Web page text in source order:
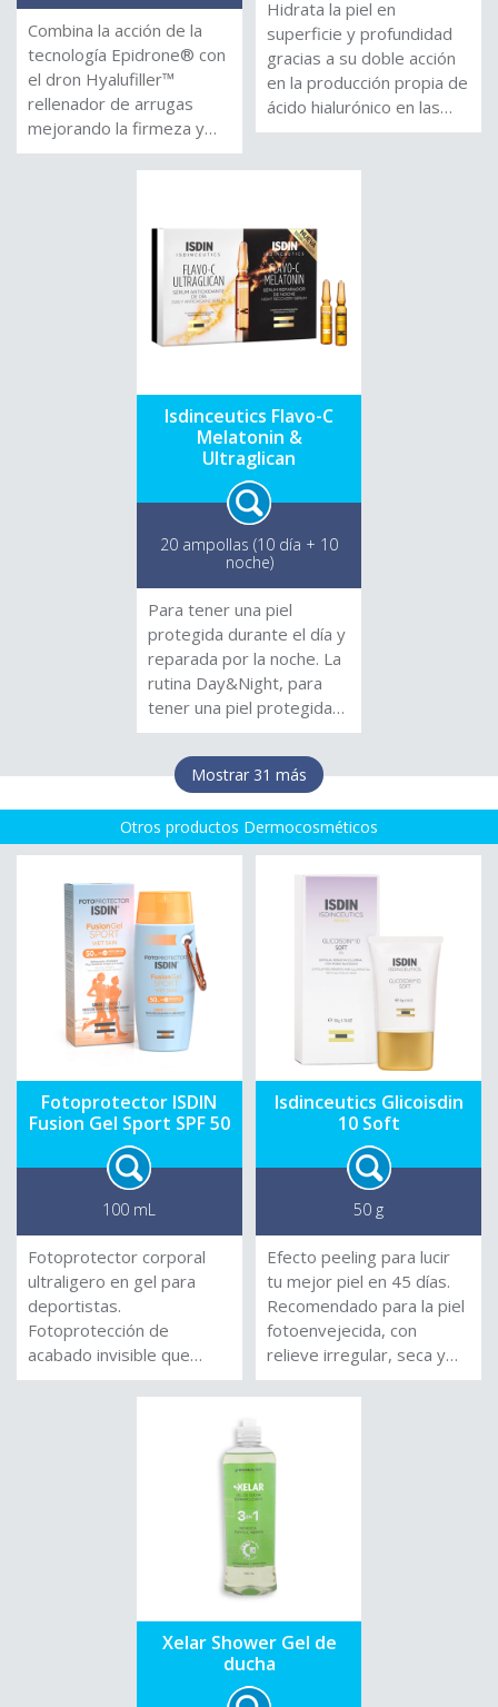
Combina la acción de la
tecnología Epidrone® con
el dron Hyalufiller™
rellenador de arrugas
mejorando la firmeza y
elasticidad por el
incremento de síntesis de
de manera natural, sin ser
Edelweiss, Firmoney TCA,
ciclopeptido-5, los cuales
producción de colágeno I,
fibronectina e integrinas
duradero. * Phytoney
vitaminas A, E, F, H
mantienen la humectación,
antioxidación, logrando
una piel firme y elástica.
Hidrata la piel en
superficie y profundidad
gracias a su doble acción
en la producción propia de
ácido hialurónico en las
células de la piel: Por el
su síntesis sinergizado
con el de las Glicokinas
que estimula su
producción; de esta forma
las arrugas se rellenan de
forma natural y
con el complejo Phytoney
CTG® más las vitaminas C
y E, para mantener su
Libre de parabenos y
fragancia.
Isdinceutics Flavo-C
Melatonin &
Ultraglican
20 ampollas (10 día + 10
noche)
Para tener una piel
protegida durante el día y
reparada por la noche. La
rutina Day&Night, para
tener una piel protegida
durante el día y reparada
por la noche.
Mostrar 31 más
Otros productos Dermocosméticos
Fotoprotector ISDIN
Fusion Gel Sport SPF 50
100 mL
Fotoprotector corporal
ultraligero en gel para
deportistas.
Fotoprotección de
acabado invisible que
ofrece un efecto
refrescante inmediato
Isdinceutics Glicoisdin
10 Soft
50 g
Efecto peeling para lucir
tu mejor piel en 45 días.
Recomendado para la piel
fotoenvejecida, con
relieve irregular, seca y
con déficit lipídico.
Xelar Shower Gel de
ducha